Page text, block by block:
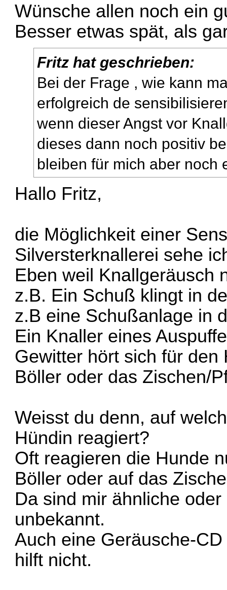
Wünsche allen noch ein
Besser etwas spät, als
Fritz hat geschrieben:
Bei der Frage , wie kann
erfolgreich de
wenn dieser Angst vor
dieses dann noch positiv
bleiben für mich aber noch
Hallo Fritz,
die Möglichkeit einer
Silversterknallerei sehe
Eben weil Knallgeräusch
z.B. Ein Schuß klingt in
z.B eine Schußanlage in
Ein Knaller eines
Gewitter hört sich für
Böller oder das Zischen/
Weisst du denn, auf
Hündin reagiert?
Oft reagieren die Hunde
Böller oder auf das
Da sind mir ähnliche
unbekannt.
Auch eine Geräusche-
hilft nicht.